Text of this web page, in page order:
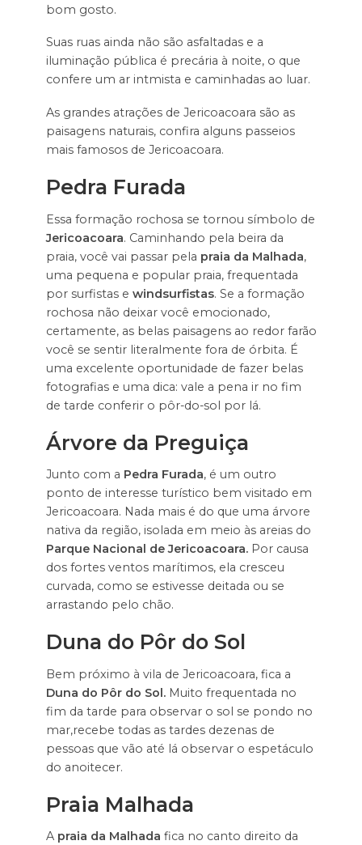
bom gosto.
Suas ruas ainda não são asfaltadas e a
iluminação pública é precária à noite, o que
confere um ar intmista e caminhadas ao luar.
As grandes atrações de Jericoacoara são as
paisagens naturais, confira alguns passeios
mais famosos de Jericoacoara.
Pedra Furada
Essa formação rochosa se tornou símbolo de
Jericoacoara. Caminhando pela beira da
praia, você vai passar pela praia da Malhada,
uma pequena e popular praia, frequentada
por surfistas e windsurfistas. Se a formação
rochosa não deixar você emocionado,
certamente, as belas paisagens ao redor farão
você se sentir literalmente fora de órbita. É
uma excelente oportunidade de fazer belas
fotografias e uma dica: vale a pena ir no fim
de tarde conferir o pôr-do-sol por lá.
Árvore da Preguiça
Junto com a Pedra Furada, é um outro
ponto de interesse turístico bem visitado em
Jericoacoara. Nada mais é do que uma árvore
nativa da região, isolada em meio às areias do
Parque Nacional de Jericoacoara.Por causa
dos fortes ventos marítimos, ela cresceu
curvada, como se estivesse deitada ou se
arrastando pelo chão.
Duna do Pôr do Sol
Bem próximo à vila de Jericoacoara, fica a
Duna do Pôr do Sol.Muito frequentada no
fim da tarde para observar o sol se pondo no
mar,recebe todas as tardes dezenas de
pessoas que vão até lá observar o espetáculo
do anoitecer.
Praia Malhada
A praia da Malhada fica no canto direito da